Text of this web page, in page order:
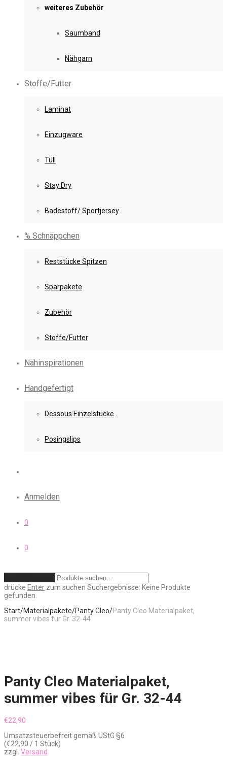
weiteres Zubehör
Saumband
Nähgarn
Stoffe/Futter
Laminat
Einzugware
Tüll
Stay Dry
Badestoff/ Sportjersey
% Schnäppchen
Reststücke Spitzen
Sparpakete
Zubehör
Stoffe/Futter
Nähinspirationen
Handgefertigt
Dessous Einzelstücke
Posingslips
Anmelden
0
0
drücke Enter zum suchen Suchergebnisse: Keine Produkte
gefunden.
Start/Materialpakete/Panty Cleo/Panty Cleo Materialpaket,
summer vibes für Gr. 32-44
Panty Cleo Materialpaket,
summer vibes für Gr. 32-44
€22,90
Umsatzsteuerbefreit gemäß UStG §6
(€22,90 / 1 Stück)
zzgl. Versand